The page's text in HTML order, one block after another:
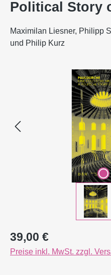
Political Story
Maximilan Liesner, Philipp
und Philip Kurz
Bildergalerie überspringen
Regulärer Preis:
39,00 €
Preise inkl. MwSt. zzgl.